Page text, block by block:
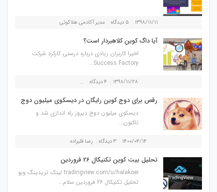
۱۳۹۸/۱۱/۱۱ ۵ دیدگاه مدیر آکادمی هلاکوئی
آیا داگ کوین کلاهبردار است؟
اخیرا کاربران زیادی درباره درستی کارکرد شرکت
Success Factory...
۱۳۹۸/۱۱/۲۸ ۴ دیدگاه ...
رقص برای دوج کوین رایگان در دیسکوی میلیون دوج
دیسکوی میلیون دوج دیروز راه اندازی شد و
تاکنون...
۱۴۰۰/۰۴/۱۴ ۳ دیدگاه رضا قلیزاده
تحلیل بیت کوین تکنیکال 26 فروردین
tradingview.com/u/halakoei لینک تریدینگ ویو
تحلیل تکنیکال 26 فروردین سلام...